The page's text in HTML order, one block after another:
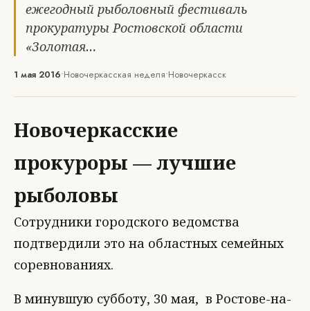
ежегодный рыболовный фестиваль
прокуратуры Ростовской области
«Золотая…
1 мая 2016•Новочеркасская неделя•Новочеркасск
Новочеркасские
прокуроры — лучшие
рыболовы
Сотрудники городского ведомства
подтвердили это на областных семейных
соревнованиях.
В минувшую субботу, 30 мая, в Ростове-на-